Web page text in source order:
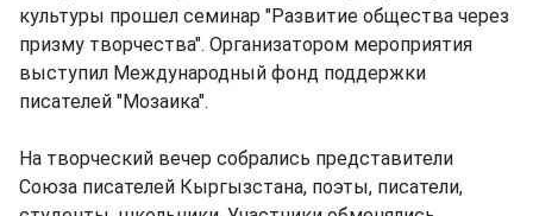
культуры прошел семинар "Развитие общества через
призму творчества". Организатором мероприятия
выступил Международный фонд поддержки
писателей "Мозаика".
На творческий вечер собрались представители
Союза писателей Кыргызстана, поэты, писатели,